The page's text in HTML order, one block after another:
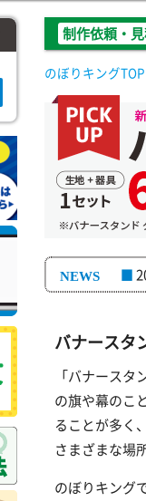
制作依頼・
のぼりキングTOP
■
バナースタ
「バナース
の旗や幕のこ
ることが多く
さまざまな場
のぼりキング